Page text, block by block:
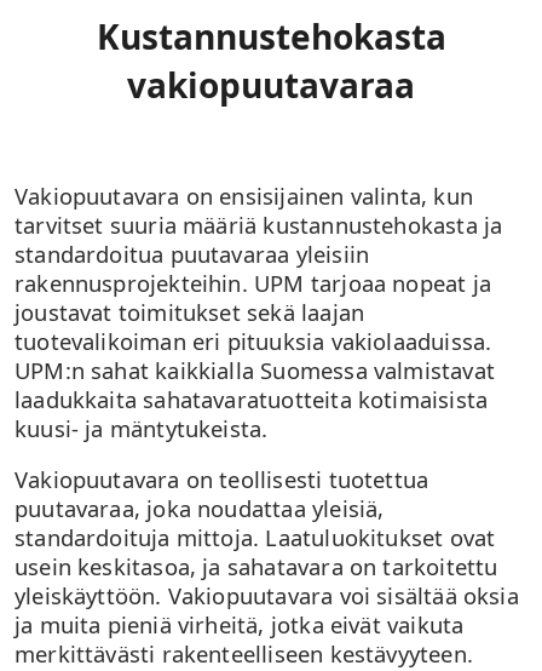
Kustannustehokasta
vakiopuutavaraa
Vakiopuutavara on ensisijainen valinta, kun
tarvitset suuria määriä kustannustehokasta ja
standardoitua puutavaraa yleisiin
rakennusprojekteihin. UPM tarjoaa nopeat ja
joustavat toimitukset sekä laajan
tuotevalikoiman eri pituuksia vakiolaaduissa.
UPM:n sahat kaikkialla Suomessa valmistavat
laadukkaita sahatavaratuotteita kotimaisista
kuusi- ja mäntytukeista.
Vakiopuutavara on teollisesti tuotettua
puutavaraa, joka noudattaa yleisiä,
standardoituja mittoja. Laatuluokitukset ovat
usein keskitasoa, ja sahatavara on tarkoitettu
yleiskäyttöön. Vakiopuutavara voi sisältää oksia
ja muita pieniä virheitä, jotka eivät vaikuta
merkittävästi rakenteelliseen kestävyyteen.